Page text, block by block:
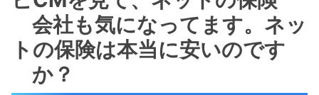
会社も気になってます。ネッ
トの保険は本当に安いのです
か？